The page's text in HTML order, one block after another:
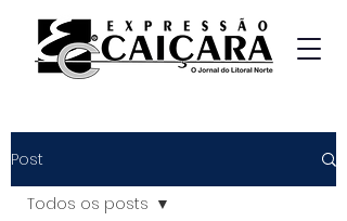
Post
Todos os posts